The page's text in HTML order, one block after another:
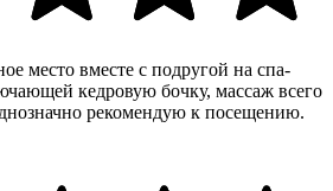
место вместе с подругой на спа-
кедровую бочку, массаж всего
рекомендую к посещению.